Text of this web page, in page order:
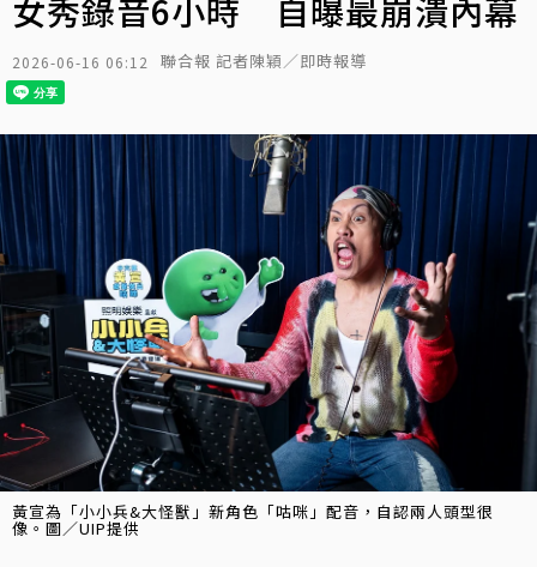
女秀錄音6小時 自曝最崩潰內幕
2026-06-16 06:12 聯合報 記者陳穎／即時報導
黃宣為「小小兵&大怪獸」新角色「咕咪」配音，自認兩人頭型很
像。圖／UIP提供